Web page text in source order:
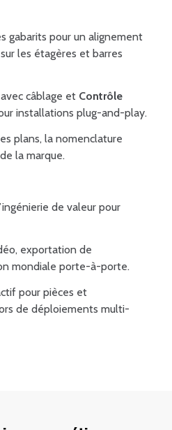
gabarits pour un alignement
les étagères et barres
avec câblage et Contrôle
installations plug-and-play.
plans, la nomenclature
la marque.
de valeur pour
exportation de
mondiale porte-à-porte.
pour pièces et
de déploiements multi-